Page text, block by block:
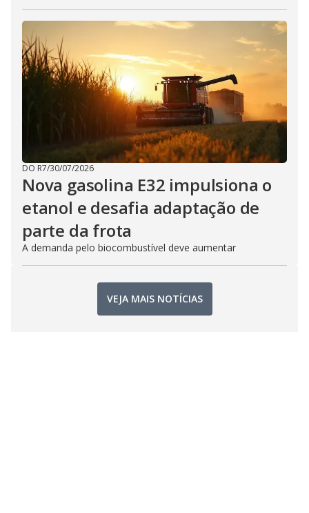
DO R7/30/07/2026
Nova gasolina E32 impulsiona o
etanol e desafia adaptação de
parte da frota
A demanda pelo biocombustível deve aumentar
VEJA MAIS NOTÍCIAS